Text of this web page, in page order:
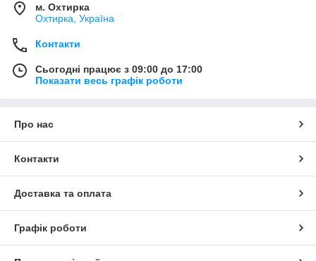
м. Охтирка
Охтирка, Україна
Контакти
Сьогодні працює з 09:00 до 17:00
Показати весь графік роботи
Про нас
Контакти
Доставка та оплата
Графік роботи